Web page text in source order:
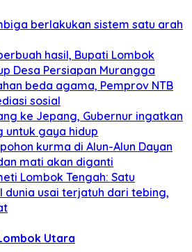
berlakukan sistem satu arah
hasil, Bupati Lombok
Desa Persiapan Murangga
beda agama, Pemprov NTB
sosial
ke Jepang, Gubernur ingatkan
untuk gaya hidup
kurma di Alun-Alun Dayan
mati akan diganti
Lombok Tengah: Satu
dunia usai terjatuh dari tebing,
Utara